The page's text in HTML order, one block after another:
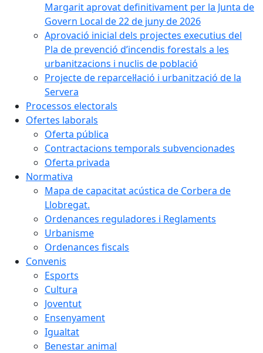
Margarit aprovat definitivament per la Junta de
Govern Local de 22 de juny de 2026
Aprovació inicial dels projectes executius del
Pla de prevenció d’incendis forestals a les
urbanitzacions i nuclis de població
Projecte de reparcel·lació i urbanització de la
Servera
Processos electorals
Ofertes laborals
Oferta pública
Contractacions temporals subvencionades
Oferta privada
Normativa
Mapa de capacitat acústica de Corbera de
Llobregat.
Ordenances reguladores i Reglaments
Urbanisme
Ordenances fiscals
Convenis
Esports
Cultura
Joventut
Ensenyament
Igualtat
Benestar animal